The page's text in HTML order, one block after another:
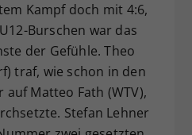
Kampf doch mit 4:6,
Burschen war das
der Gefühle. Theo
traf, wie schon in den
Matteo Fath (WTV),
Stefan Lehner